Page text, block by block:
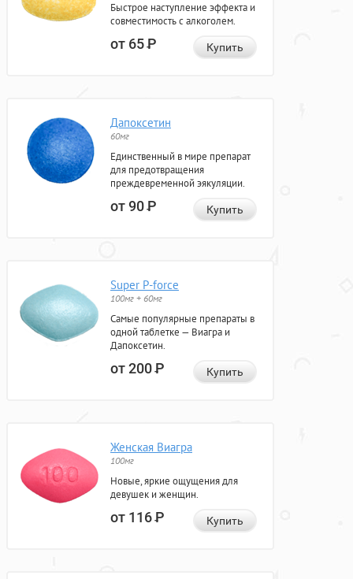
Быстрое наступление эффекта и
совместимость с алкоголем.
от 65Р Купить
Дапоксетин
60мг
Единственный в мире препарат
для предотвращения
преждевременной эякуляции.
от 90Р Купить
Super P-force
100мг + 60мг
Самые популярные препараты в
одной таблетке — Виагра и
Дапоксетин.
от 200Р Купить
Женская Виагра
100мг
Новые, яркие ощущения для
девушек и женщин.
от 116Р Купить